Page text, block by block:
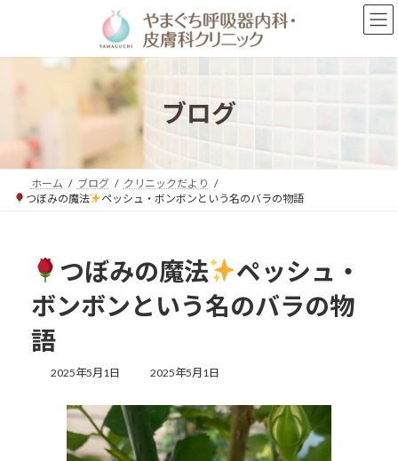
ン
プ
ー
動
ブログ
ホーム ブログ
クリニックだより
つぼみの魔法
ペッシュ・ボンボンという名のバラの物語
つぼみの魔法
ペッシュ・
ボンボンという名のバラの物
語
2025年5月1日
最
更
日
時
2025年5月1日